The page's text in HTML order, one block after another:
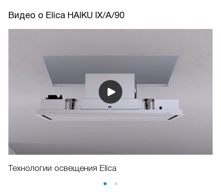
Видео о Elica HAIKU IX/A/90
Технологии освещения Elica